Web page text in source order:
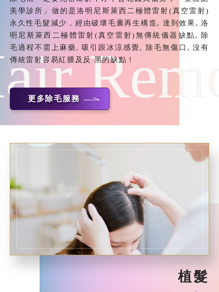
美學診所」做的是洛明尼斯萊西二極體雷射(真空雷射)
永久性毛髮減少，經由破壞毛囊再生構造, 達到效果, 洛
明尼斯萊西二極體雷射(真空雷射)無傳統儀器缺點, 除
毛過程不需上麻藥, 吸引跟冰涼感覺, 除毛無傷口, 沒有
傳統雷射容易紅腫及反 黑的缺點！
更多除毛服務
植髮